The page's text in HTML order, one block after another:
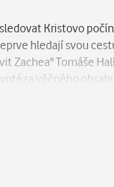
Kristovo
hledají svou
Zachea" Tomáše
věčného